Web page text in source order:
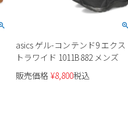
asics ゲル-コンテンド9 エクス
トラワイド 1011B882 メンズ
販売価格 ¥8,800税込